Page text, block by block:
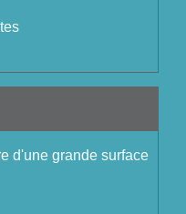
d'une grande surface